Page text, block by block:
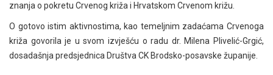
znanja o pokretu Crvenog križa i Hrvatskom Crvenom križu.
O gotovo istim aktivnostima, kao temeljnim zadaćama Crvenoga
križa govorila je u svom izvješću o radu dr. Milena Plivelić-Grgić,
dosadašnja predsjednica Društva CK Brodsko-posavske županije.